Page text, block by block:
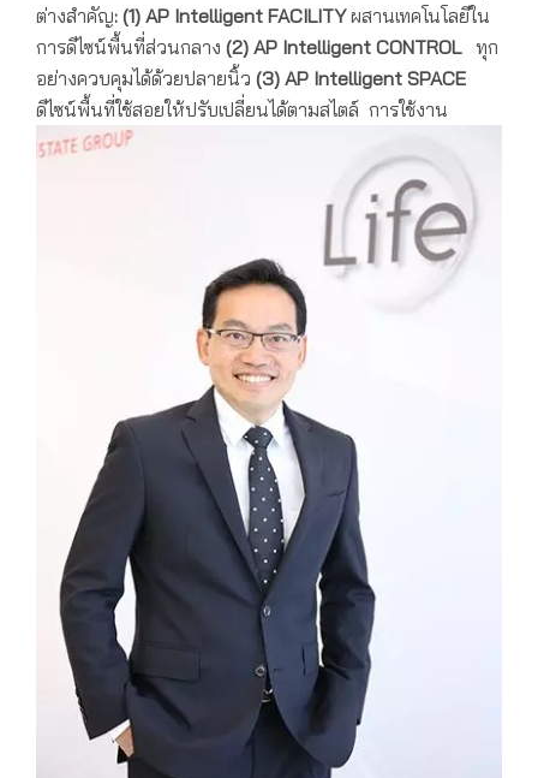
ต่างสำคัญ: (1) AP Intelligent FACILITYผสานเทคโนโลยีใน
การดีไซน์พื้นที่ส่วนกลาง (2) AP Intelligent CONTROLทุก
อย่างควบคุมได้ด้วยปลายนิ้ว (3) AP Intelligent SPACE
ดีไซน์พื้นที่ใช้สอยให้ปรับเปลี่ยนได้ตามสไตล์ การใช้งาน